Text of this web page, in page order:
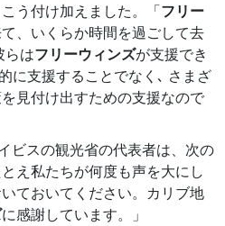
う付け加えました。「フリー
、いくらか時間を過ごして去
らはフリーウィンズが支援でき
に支援することでなく､ さまざ
見付け出すための支援なので
ビスの観光省の代表者は、次の
え私たちが何度も声を大にし
ておいてください。カリブ地
に感謝しています。」